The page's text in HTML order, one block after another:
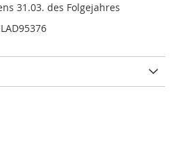
31.03. des Folgejahres